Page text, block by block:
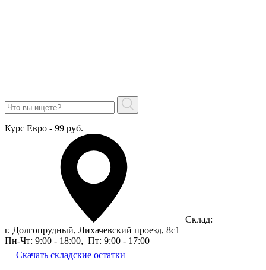
Курс Евро - 99 руб.
Склад:
г. Долгопрудный, Лихачевский проезд, 8c1
Пн-Чт: 9:00 - 18:00, Пт: 9:00 - 17:00
Скачать складские остатки